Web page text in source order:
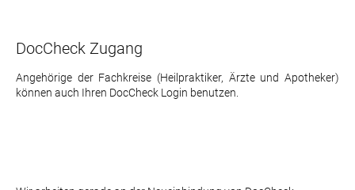
DocCheck Zugang
Angehörige der Fachkreise (Heilpraktiker, Ärzte und Apotheker)
können auch Ihren DocCheck Login benutzen.